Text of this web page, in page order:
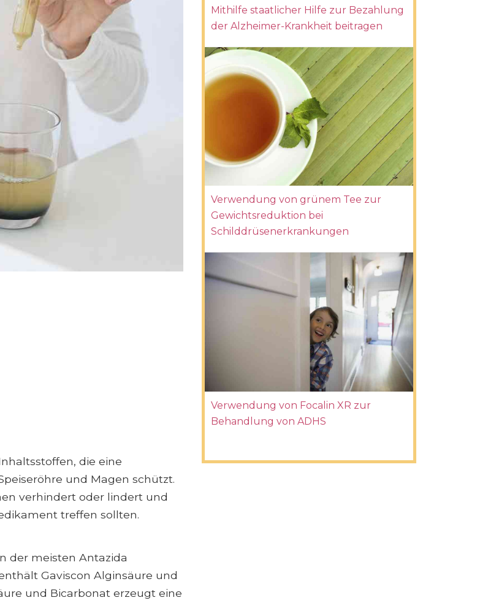
die eine
und Magen schützt.
verhindert oder lindert und
treffen sollten.
der meisten Antazida
Gaviscon Alginsäure und
und Bicarbonat erzeugt eine
Mithilfe staatlicher Hilfe zur Bezahlung
der Alzheimer-Krankheit beitragen
Verwendung von grünem Tee zur
Gewichtsreduktion bei
Schilddrüsenerkrankungen
Verwendung von Focalin XR zur
Behandlung von ADHS